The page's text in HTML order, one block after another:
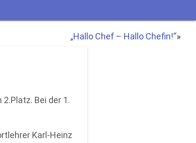
„Hallo Chef – Hallo Chefin!“»
Bei der 1.
Karl-Heinz